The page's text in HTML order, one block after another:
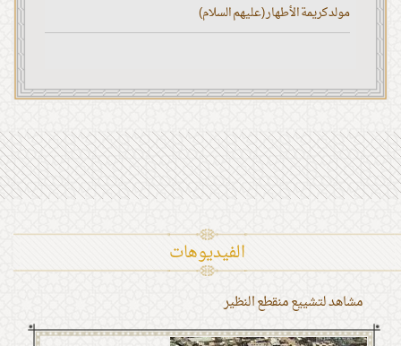
مولد كريمة الأطهار (عليهم السلام)
الفیدیوهات
مشاهد لتشييع منقطع النظير